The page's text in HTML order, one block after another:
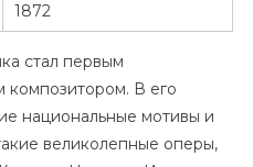
1872
стал первым
композитором. В его
национальные мотивы и
великолепные оперы,